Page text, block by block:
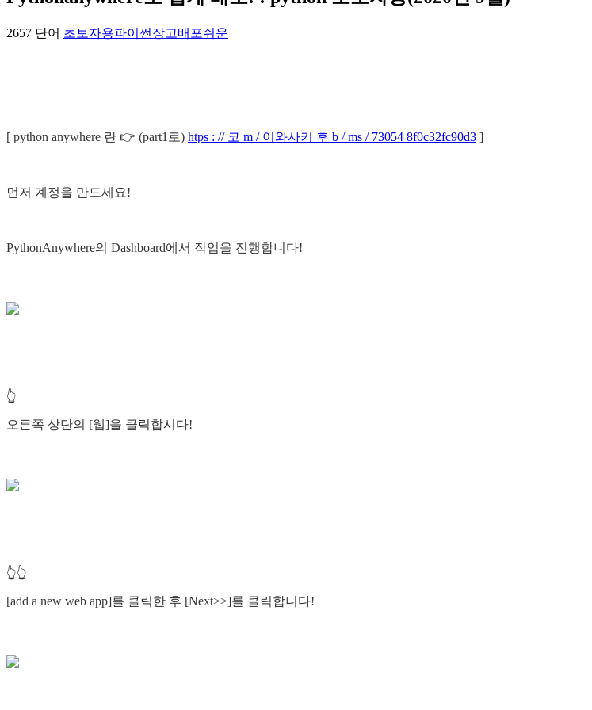
2657 단어 초보자용파이썬 장고배포쉬운
[ python anywhere 란 👉 (part1로) htps : // 코 m / 이와사키 후 b / ms / 73054 8f0c32fc90d3 ]
먼저 계정을 만드세요!
PythonAnywhere의 Dashboard에서 작업을 진행합니다!
👆
오른쪽 상단의 [웹]을 클릭합시다!
👆👆
[add a new web app]를 클릭한 후 [Next>>]를 클릭합니다!